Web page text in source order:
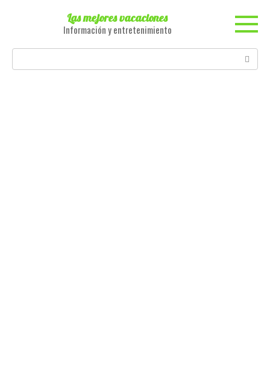
Las mejores vacaciones
Información y entretenimiento
Search: